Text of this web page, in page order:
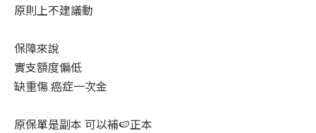
原則上不建議動
保障來說
實支額度偏低
缺重傷 癌症一次金
原保單是副本 可以補🍉正本